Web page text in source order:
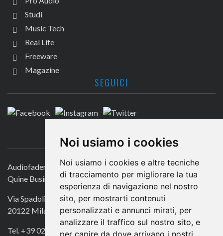
Noi usiamo i cookies
Noi usiamo i cookies e altre tecniche
di tracciamento per migliorare la tua
esperienza di navigazione nel nostro
sito, per mostrarti contenuti
personalizzati e annunci mirati, per
analizzare il traffico sul nostro sito, e
per capire da dove arrivano i nostri
Studi
Music Tech
Real Life
Freeware
Magazine
SEGUICI
CONTATTACI
Audiofader.com
Quine Business Publisher
Via Spadolini 7
20122 Milano
Tel. +39 02 49756990